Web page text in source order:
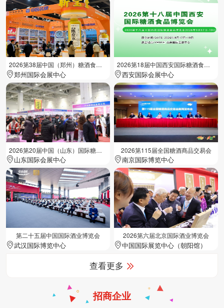
2026第38届中国（郑州）糖酒食品交易会
郑州国际会展中心
2026第18届中国西安国际糖酒食品展览会
西安国际会展中心
2026第20届中国（山东）国际糖酒食品交易会
山东国际会展中心
2026第115届全国糖酒商品交易会
南京国际博览中心
第二十五届中国国际酒业博览会
武汉国际博览中心
2026第六届北京国际酒业博览会
中国国际展览中心（朝阳馆）
查看更多
招商企业